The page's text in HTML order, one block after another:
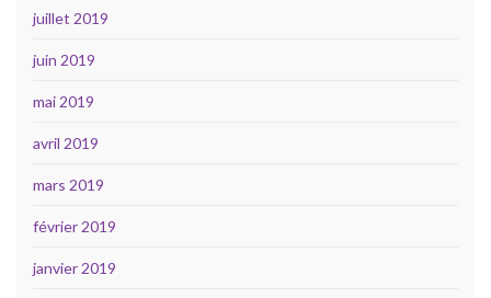
juillet 2019
juin 2019
mai 2019
avril 2019
mars 2019
février 2019
janvier 2019